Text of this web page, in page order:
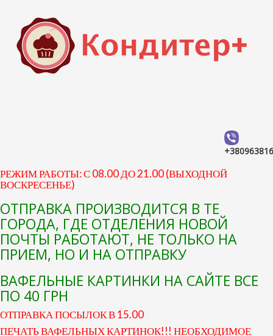
РЕЖИМ РАБОТЫ: С 08.00 ДО 21.00 (ВЫХОДНОЙ
ВОСКРЕСЕНЬЕ)
ОТПРАВКА ПРОИЗВОДИТСЯ В ТЕ
ГОРОДА, ГДЕ ОТДЕЛЕНИЯ НОВОЙ
ПОЧТЫ РАБОТАЮТ, НЕ ТОЛЬКО НА
ПРИЕМ, НО И НА ОТПРАВКУ
ВАФЕЛЬНЫЕ КАРТИНКИ НА САЙТЕ ВСЕ
ПО 40 ГРН
ОТПРАВКА ПОСЫЛОК В 15.00
ПЕЧАТЬ ВАФЕЛЬНЫХ КАРТИНОК!!! НЕОБХОДИМОЕ